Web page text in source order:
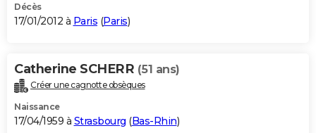
Décès
17/01/2012 à Paris (Paris)
Catherine SCHERR (51 ans)
Créer une cagnotte obsèques
Naissance
17/04/1959 à Strasbourg (Bas-Rhin)